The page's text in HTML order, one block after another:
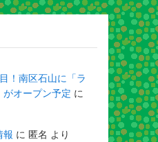
！南区石山に「ラ
オープン予定 に
報 に 匿名 より